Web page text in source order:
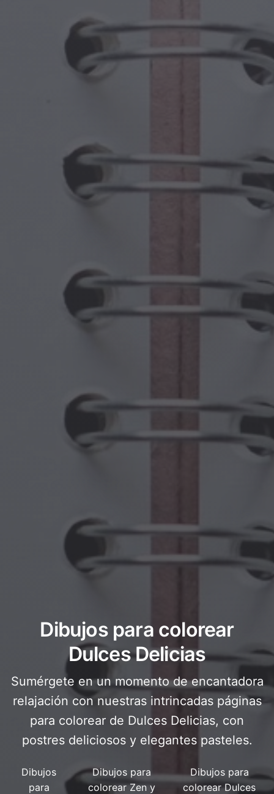
Dibujos para colorear
Dulces Delicias
Sumérgete en un momento de encantadora
relajación con nuestras intrincadas páginas
para colorear de Dulces Delicias, con
postres deliciosos y elegantes pasteles.
Dibujos
para
Dibujos para
colorear Zen y
Dibujos para
colorear Dulces